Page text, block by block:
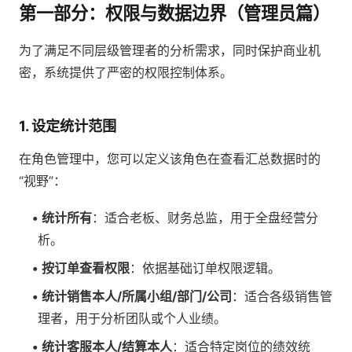
第一部分：权限与数据边界（管理员篇）
为了满足不同层级管理者的分析需求，同时保护商业机
密，系统提供了严密的权限控制体系。
1. 设定统计范围
在角色管理中，您可以定义该角色在查看汇总数据时的
“视野”：
统计所有：适合老板、财务总监，用于全盘经营分
析。
按订单查看权限：依据基础订单权限逻辑。
统计销售本人/所属小组/部门/公司 ：适合各级销售管
理者，用于分析团队或个人业绩。
统计客服本人/结算本人：适合特定岗位的绩效统